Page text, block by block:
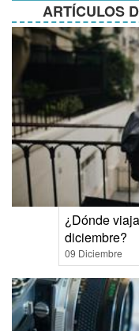
ARTÍCULOS
¿Dónde
diciembre?
09 Diciembre